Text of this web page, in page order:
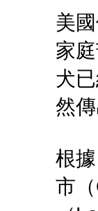
美
家
犬
然
根
市